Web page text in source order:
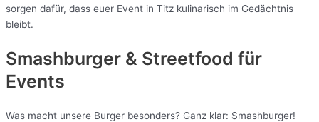
sorgen dafür, dass euer Event in Titz kulinarisch im Gedächtnis
bleibt.
Smashburger & Streetfood für
Events
Was macht unsere Burger besonders? Ganz klar: Smashburger!